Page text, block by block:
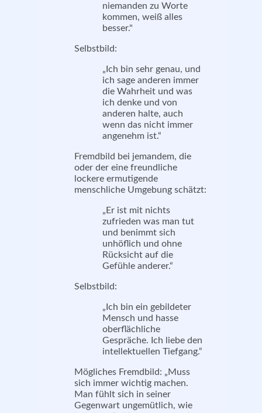
niemanden zu Worte
kommen, weiß alles
besser."
Selbstbild:
„ Ich bin sehr genau, und
ich sage anderen immer
die Wahrheit und was
ich denke und von
anderen halte, auch
wenn das nicht immer
angenehm ist.“
Fremdbild bei jemandem, die
oder der eine freundliche
lockere ermutigende
menschliche Umgebung schätzt:
„ Er ist mit nichts
zufrieden was man tut
und benimmt sich
unhöflich und ohne
Rücksicht auf die
Gefühle anderer.“
Selbstbild:
„ Ich bin ein gebildeter
Mensch und hasse
oberflächliche
Gespräche. Ich liebe den
intellektuellen Tiefgang.“
Mögliches Fremdbild: „Muss
sich immer wichtig machen.
Man fühlt sich in seiner
Gegenwart ungemütlich, wie